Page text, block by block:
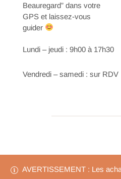
AVERTISSEMENT : Les
Beauregard” dans votre
GPS et laissez-vous
guider
Lundi – jeudi : 9h00 à 17h30
Vendredi – samedi : sur RDV